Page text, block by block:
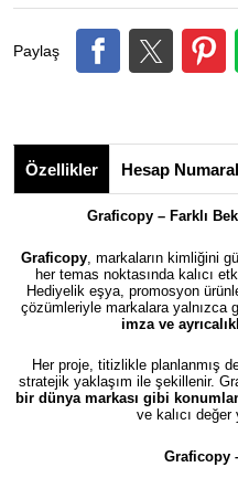
Paylaş
Özellikler Hesap
Graficopy – Farklı
Graficopy , markaların kimliğini
her temas noktasında kalıcı
Hediyelik eşya, promosyon
çözümleriyle markalara yalnızca
imza ve
Her proje, titizlikle planlanmış
stratejik yaklaşım ile şekillenir.
bir dünya markası gibi
ve kalıcı değer
Graficopy